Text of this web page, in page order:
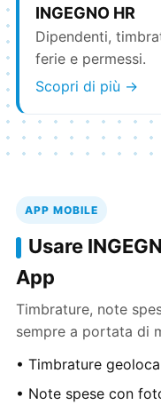
INGEGNO HR
Dipendenti,
ferie e permessi.
Scopri di più →
APP MOBILE
Usare
App
Timbrature, note
sempre a portata di
• Timbrature
• Note spese con